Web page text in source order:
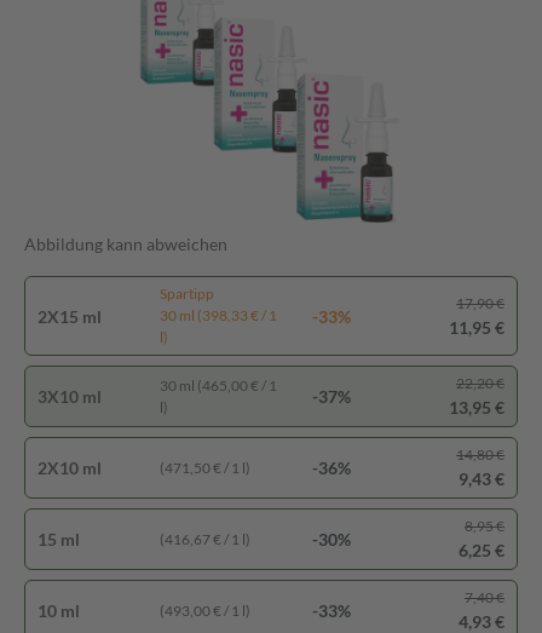
Abbildung kann abweichen
2X15 ml
Spartipp
30 ml (398,33 € / 1
l)
-33%
17,90 €
11,95 €
3X10 ml
30 ml (465,00 € / 1
l)
-37%
22,20 €
13,95 €
2X10 ml (471,50 € / 1 l) -36%
14,80 €
9,43 €
15 ml (416,67 € / 1 l) -30%
8,95 €
6,25 €
10 ml (493,00 € / 1 l) -33%
7,40 €
4,93 €